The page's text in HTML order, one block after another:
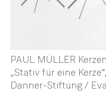
PAUL MÜLLER
„Stativ für eine
Danner-Stiftung /